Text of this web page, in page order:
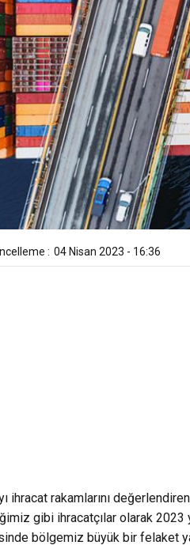
: 04 Nisan 2023 - 16:36
ihracat rakamlarını
gibi ihracatçılar olarak 2023
bölgemiz büyük bir felaket